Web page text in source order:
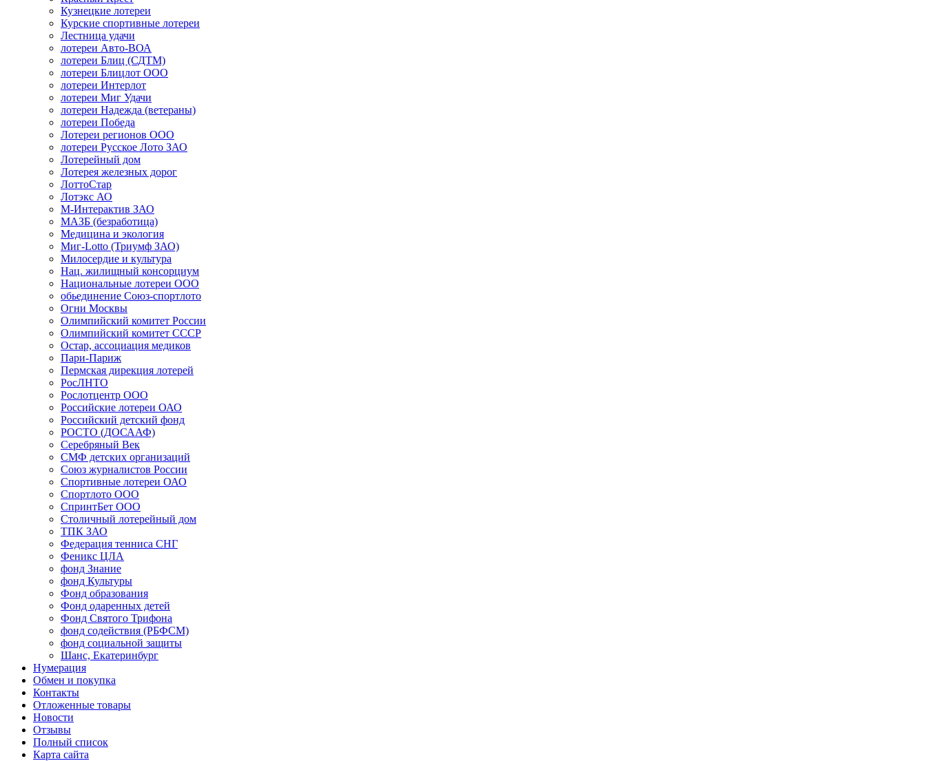
Кузнецкие лотереи
Курские спортивные лотереи
Лестница удачи
лотереи Авто-ВОА
лотереи Блиц (СДТМ)
лотереи Блицлот ООО
лотереи Интерлот
лотереи Миг Удачи
лотереи Надежда (ветераны)
лотереи Победа
Лотереи регионов ООО
лотереи Русское Лото ЗАО
Лотерейный дом
Лотерея железных дорог
ЛоттоСтар
Лотэкс АО
М-Интерактив ЗАО
МАЗБ (безработица)
Медицина и экология
Миг-Lotto (Триумф ЗАО)
Милосердие и культура
Нац. жилищный консорциум
Национальные лотереи ООО
обьединение Союз-спортлото
Огни Москвы
Олимпийский комитет России
Олимпийский комитет СССР
Остар, ассоциация медиков
Пари-Париж
Пермская дирекция лотерей
РосЛНТО
Рослотцентр ООО
Российские лотереи ОАО
Российский детский фонд
РОСТО (ДОСААФ)
Серебряный Век
СМФ детских организаций
Союз журналистов России
Спортивные лотереи ОАО
Спортлото ООО
СпринтБет ООО
Столичный лотерейный дом
ТПК ЗАО
Федерация тенниса СНГ
Феникс ЦЛА
фонд Знание
фонд Культуры
Фонд образования
Фонд одаренных детей
Фонд Святого Трифона
фонд содействия (РБФСМ)
фонд социальной защиты
Шанс, Екатеринбург
Нумерация
Обмен и покупка
Контакты
Отложенные товары
Новости
Отзывы
Полный список
Карта сайта